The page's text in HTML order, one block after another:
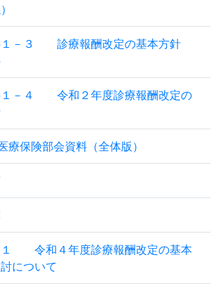
１－３ 診療報酬改定の基本方針
１－４ 令和２年度診療報酬改定の
療保険部会資料（全体版）
令和４年度診療報酬改定の基本
について